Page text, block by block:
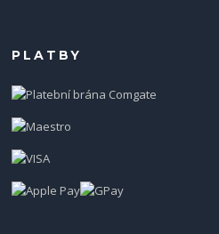
PLATBY